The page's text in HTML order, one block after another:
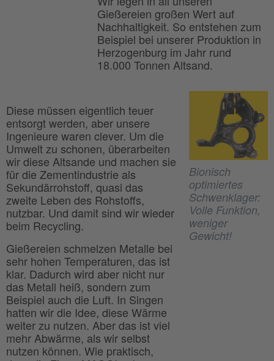
Gießereien großen Wert auf
Nachhaltigkeit. So entstehen zum
Beispiel bei unserer Produktion in
Herzogenburg im Jahr rund
18.000 Tonnen Altsand.
Diese müssen eigentlich teuer
entsorgt werden, aber unsere
Ingenieure waren clever. Um die
Umwelt zu schonen, überarbeiten
wir diese Altsande und machen sie
für die Zementindustrie als
Sekundärrohstoff, quasi das
zweite Leben des Rohstoffs,
nutzbar. Und damit sind wir wieder
beim Recycling.
Gießereien schmelzen Metalle bei
sehr hohen Temperaturen, das ist
klar. Dadurch wird aber nicht nur
das Metall heiß, sondern zum
Beispiel auch die Luft. In Singen
hatten wir die Idee, diese Wärme
weiter zu nutzen. Aber das ist viel
mehr Abwärme, als wir selbst
nutzen können. Wie praktisch,
Bionisch
optimiertes
Schwenklager:
Volle Funktion,
weniger
Gewicht!